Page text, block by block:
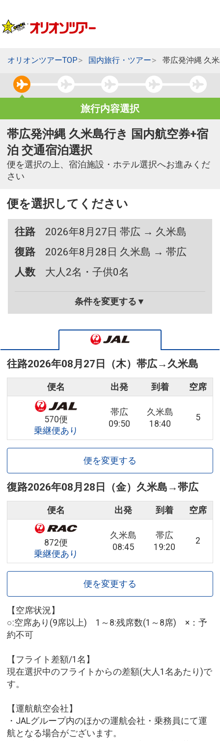
オリオンツアーTOP 国内旅行・ツアー 帯広発沖縄 久
旅行内容選択
帯広発沖縄 久米島行き 国内航空券+宿
泊 交通宿泊選択
便を選択の上、宿泊施設・ホテル選択へお進みくだ
さい
便を選択してください
往路
2026年8月27日 帯広 → 久米島
復路
2026年8月28日 久米島 → 帯広
人数
大人2名・子供0名
条件を変更する▼
往路2026年08月27日（木） 帯広→ 久米島
便名 出発 到着 空席
570便
乗継便あり
帯広
09:50
久米島
18:40
5
便を変更する
復路2026年08月28日（金） 久米島 →帯広
便名 出発 到着 空席
872便
乗継便あり
久米島
08:45
帯広
19:20
2
便を変更する
【空席状況】
○:空席あり(9席以上) 1～8:残席数(1～8席) ×：予
約不可
【フライト差額/1名】
現在選択中のフライトからの差額(大人1名あたり)で
す。
【運航航空会社】
・JALグループ内のほかの運航会社・乗務員にて運
航となる場合がございます。